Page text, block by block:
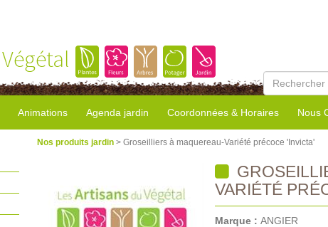
Végétal
Animations Agenda jardin Coordonnées & Horaires Nous
Nos produits jardin > Groseilliers à maquereau-Variété précoce 'Invicta'
VARIÉTÉ
Marque : ANGIER